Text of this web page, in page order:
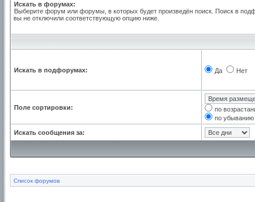
Искать в форумах:
Выберите форум или форумы, в которых будет произведён поиск. Поиск в
вы не отключили соответствующую опцию ниже.
Искать в подфорумах: Да Нет
Поле сортировки:
по
по убыванию
Искать сообщения за:
Список форумов